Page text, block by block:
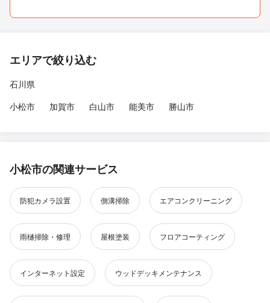
エリアで絞り込む
石川県
小松市
加賀市 白山市 能美市 勝山市
小松市の関連サービス
防犯カメラ設置 側溝掃除 エアコンクリーニング
雨樋掃除・修理 屋根塗装 フロアコーティング
インターネット設定 ウッドデッキメンテナンス